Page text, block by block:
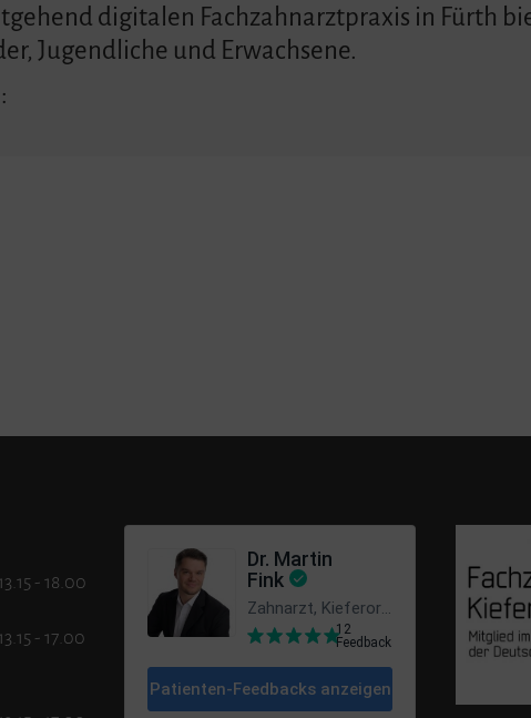
digitalen Fachzahnarztpraxis in Fürth
Jugendliche und Erwachsene.
- 18.00
- 17.00